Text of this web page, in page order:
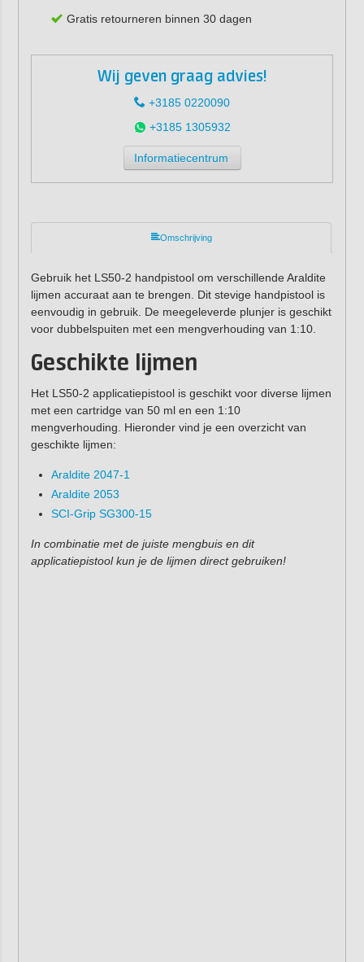
Gratis retourneren binnen 30 dagen
Wij geven graag advies!
+3185 0220090
+3185 1305932
Informatiecentrum
Omschrijving
Gebruik het LS50-2 handpistool om verschillende Araldite
lijmen accuraat aan te brengen. Dit stevige handpistool is
eenvoudig in gebruik. De meegeleverde plunjer is geschikt
voor dubbelspuiten met een mengverhouding van 1:10.
Geschikte lijmen
Het LS50-2 applicatiepistool is geschikt voor diverse lijmen
met een cartridge van 50 ml en een 1:10
mengverhouding. Hieronder vind je een overzicht van
geschikte lijmen:
Araldite 2047-1
Araldite 2053
SCI-Grip SG300-15
In combinatie met de juiste mengbuis en dit
applicatiepistool kun je de lijmen direct gebruiken!